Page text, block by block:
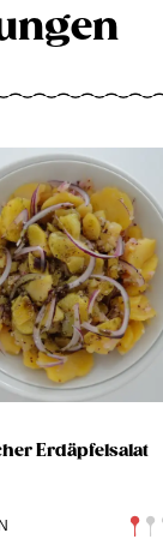
Erdäpfelsalat